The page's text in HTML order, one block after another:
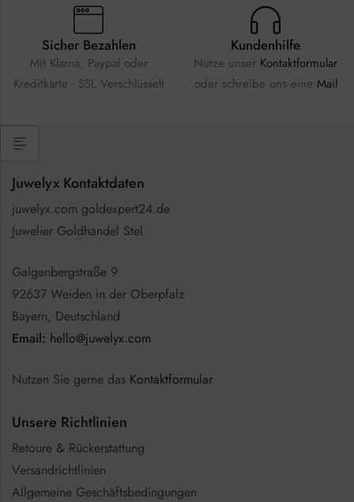
Sicher Bezahlen
Mit Klarna, Paypal oder
Kreditkarte - SSL Verschlüsselt
Kundenhilfe
Nutze unser Kontaktformular
oder schreibe uns eine Mail
Juwelyx Kontaktdaten
juwelyx.com goldexpert24.de
Juwelier Goldhandel Stel
Galgenbergstraße 9
92637 Weiden in der Oberpfalz
Bayern, Deutschland
Email: hello@juwelyx.com
Nutzen Sie gerne das Kontaktformular
Unsere Richtlinien
Retoure & Rückerstattung
Versandrichtlinien
Allgemeine Geschäftsbedingungen